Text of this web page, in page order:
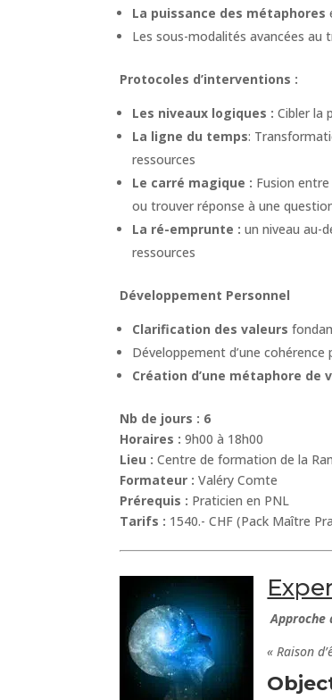
La puissance des métaphores
Les sous-modalités avancées au
Protocoles d’interventions :
Les niveaux logiques : Cibler la
La ligne du temps:
ressources
Le carré magique : Fusion
ou trouver réponse à une
La ré-emprunte : un niveau au-
ressources
Développement Personnel
Clarification des valeurs
Développement d’une
Création d’une métaphore de
Nb de jours : 6
Horaires : 9h00 à 18h00
Lieu : Centre de formation de la
Formateur : Valéry Comte
Prérequis : Praticien en PNL
Tarifs : 1540.- CHF (Pack Maître
Approche
« Raison